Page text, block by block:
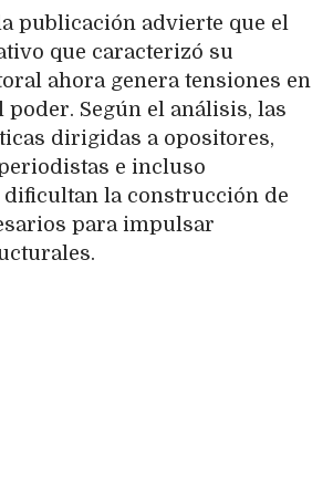
publicación advierte que el
que caracterizó su
ahora genera tensiones en
poder. Según el análisis, las
dirigidas a opositores,
e incluso
dificultan la construcción de
para impulsar